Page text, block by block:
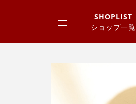
SHOPLIST
ショップ一覧